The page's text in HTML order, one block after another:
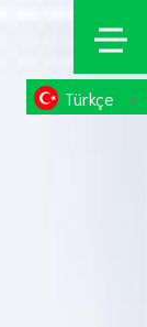
Türkçe